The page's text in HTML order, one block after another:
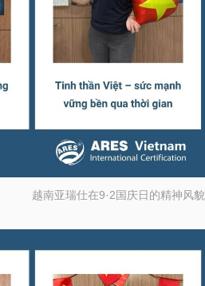
越南亚瑞仕在9·2国庆日的精神风貌